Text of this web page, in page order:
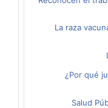
La raza
¿Por qué
Salud